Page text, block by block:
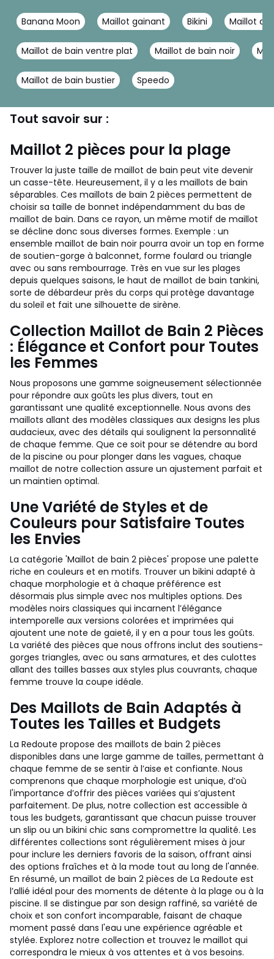
Banana Moon Maillot gainant Bikini Maillot de
Maillot de bain ventre plat Maillot de bain noir
Maillot de bain bustier Speedo
Tout savoir sur :
Maillot 2 pièces pour la plage
Trouver la juste taille de maillot de bain peut vite devenir
un casse-tête. Heureusement, il y a les maillots de bain
séparables. Ces maillots de bain 2 pièces permettent de
choisir sa taille de bonnet indépendamment du bas de
maillot de bain. Dans ce rayon, un même motif de maillot
se décline donc sous diverses formes. Exemple : un
ensemble maillot de bain noir pourra avoir un top en forme
de soutien-gorge à balconnet, forme foulard ou triangle
avec ou sans rembourrage. Très en vue sur les plages
depuis quelques saisons, le haut de maillot de bain tankini,
sorte de débardeur près du corps qui protège davantage
du soleil et fait une silhouette de sirène.
Collection Maillot de Bain 2 Pièces
: Élégance et Confort pour Toutes
les Femmes
Nous proposons une gamme soigneusement sélectionnée
pour répondre aux goûts les plus divers, tout en
garantissant une qualité exceptionnelle. Nous avons des
maillots allant des modèles classiques aux designs les plus
audacieux, avec des détails qui soulignent la personnalité
de chaque femme. Que ce soit pour se détendre au bord
de la piscine ou pour plonger dans les vagues, chaque
maillot de notre collection assure un ajustement parfait et
un maintien optimal.
Une Variété de Styles et de
Couleurs pour Satisfaire Toutes
les Envies
La catégorie 'Maillot de bain 2 pièces' propose une palette
riche en couleurs et en motifs. Trouver un bikini adapté à
chaque morphologie et à chaque préférence est
désormais plus simple avec nos multiples options. Des
modèles noirs classiques qui incarnent l’élégance
intemporelle aux versions colorées et imprimées qui
ajoutent une note de gaieté, il y en a pour tous les goûts.
La variété des pièces que nous offrons inclut des soutiens-
gorges triangles, avec ou sans armatures, et des culottes
allant des tailles basses aux styles plus couvrants, chaque
femme trouve la coupe idéale.
Des Maillots de Bain Adaptés à
Toutes les Tailles et Budgets
La Redoute propose des maillots de bain 2 pièces
disponibles dans une large gamme de tailles, permettant à
chaque femme de se sentir à l’aise et confiante. Nous
comprenons que chaque morphologie est unique, d’où
l'importance d’offrir des pièces variées qui s’ajustent
parfaitement. De plus, notre collection est accessible à
tous les budgets, garantissant que chacun puisse trouver
un slip ou un bikini chic sans compromettre la qualité. Les
différentes collections sont régulièrement mises à jour
pour inclure les derniers favoris de la saison, offrant ainsi
des options fraîches et à la mode tout au long de l'année.
En résumé, un maillot de bain 2 pièces de La Redoute est
l’allié idéal pour des moments de détente à la plage ou à la
piscine. Il se distingue par son design raffiné, sa variété de
choix et son confort incomparable, faisant de chaque
moment passé dans l'eau une expérience agréable et
stylée. Explorez notre collection et trouvez le maillot qui
correspondra le mieux à vos attentes et à vos besoins.